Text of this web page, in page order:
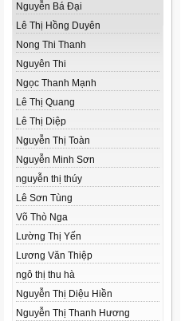
Nguyễn Bá Đại
Lê Thị Hồng Duyên
Nong Thi Thanh
Nguyên Thi
Ngọc Thanh Mạnh
Lê Thị Quang
Lê Thị Diệp
Nguyễn Thị Toàn
Nguyễn Minh Sơn
nguyễn thị thúy
Lê Sơn Tùng
Võ Thò Nga
Lường Thị Yến
Lương Văn Thiệp
ngô thị thu hà
Nguyễn Thị Diệu Hiền
Nguyễn Thị Thanh Hương